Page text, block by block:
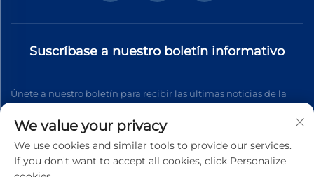
Suscríbase a nuestro boletín informativo
Únete a nuestro boletín para recibir las últimas noticias de la
Suscribirse
We value your privacy
We use cookies and similar tools to provide our services.
If you don't want to accept all cookies, click Personalize